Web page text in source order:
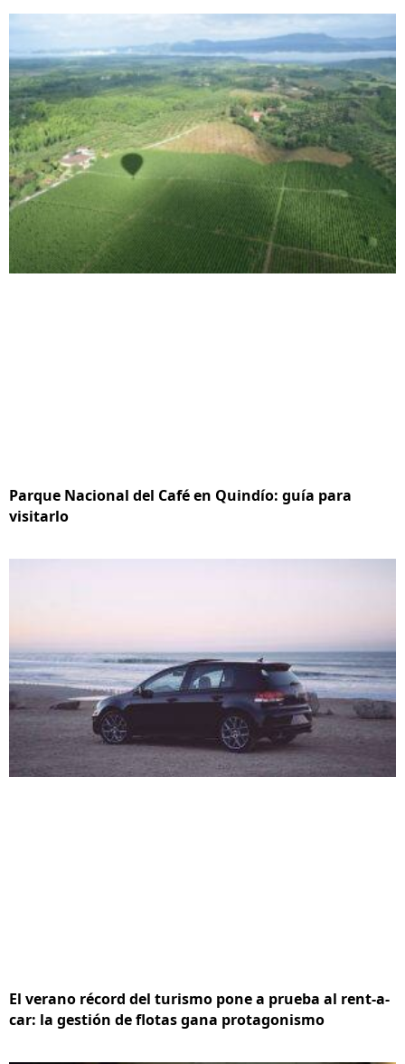
Parque Nacional del Café en Quindío: guía para
visitarlo
El verano récord del turismo pone a prueba al rent-a-
car: la gestión de flotas gana protagonismo